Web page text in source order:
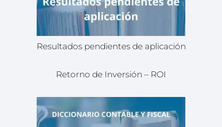
Resultados pendientes de aplicación
Retorno de Inversión – ROI